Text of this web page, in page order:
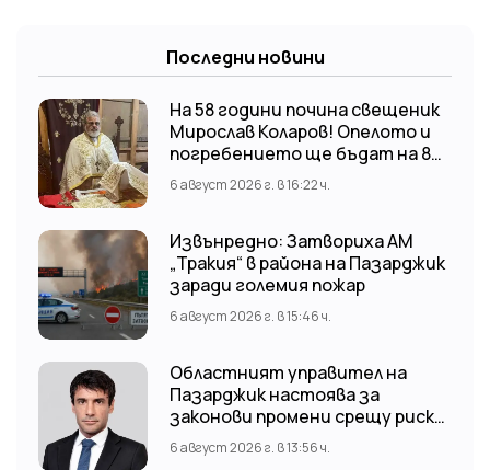
Последни новини
На 58 години почина свещеник
Мирослав Коларов! Опелото и
погребението ще бъдат на 8
август (събота) от 11:00 часа в
храм “Св. Св. Козма и Дамян”, гр.
6 август 2026 г. в 16:22 ч.
Извънредно: Затвориха АМ
„Тракия“ в района на Пазарджик
заради големия пожар
6 август 2026 г. в 15:46 ч.
Областният управител на
Пазарджик настоява за
законови промени срещу риска
от наводнения
6 август 2026 г. в 13:56 ч.